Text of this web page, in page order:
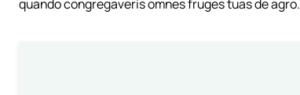
quando congregaveris omnes fruges tuas de agro.